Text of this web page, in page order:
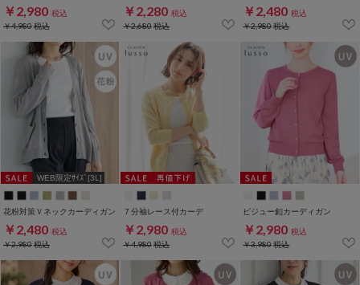
￥2,980 税込
￥4,980税込
￥2,280 税込
￥2,680税込
￥2,480 税込
￥2,980税込
WEB限定ｻｲｽﾞ[3L]
花粉対策Ｖネックカーディガン
￥2,480 税込
￥2,980税込
７分袖レース付カーデ
￥2,980 税込
￥4,980税込
ビジュー釦カーディガン
￥2,980 税込
￥3,980税込